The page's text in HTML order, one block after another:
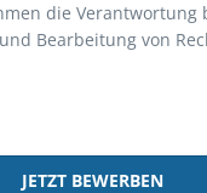
die Verantwortung
Bearbeitung von
JETZT BEWERBEN